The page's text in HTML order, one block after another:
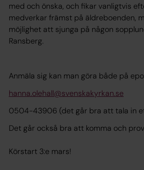
med och önska, och fikar vanligtvis
medverkar främst på äldreboenden,
möjlighet att sjunga på någon
Ransberg.
Anmäla sig kan man göra både på
hanna.olehall@svenskakyrkan.se
0504-43906 (det går bra att tala in
Det går också bra att komma och
Körstart 3:e mars!